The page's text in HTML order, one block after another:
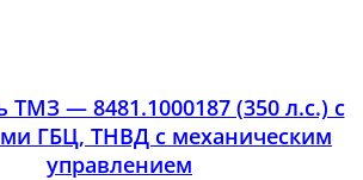
ТМЗ — 8481.1000187 (350 л.с.) с
ГБЦ, ТНВД с механическим
управлением